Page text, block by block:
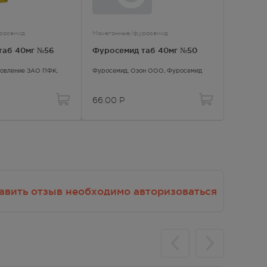
40мг №56
ЗАО ПФК,
Мочегонные/фуросемид
Фуросемид таб 40мг №50
Фуросемид, Озон ООО, Фуросемид
66.00 Р
отзыв необходимо авторизоваться